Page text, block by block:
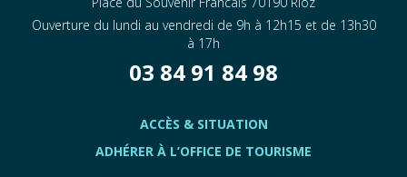
Ouverture du lundi au vendredi de 9h à 12h15 et de 13h30
à 17h
03 84 91 84 98
ACCÈS & SITUATION
ADHÉRER À L’OFFICE DE TOURISME